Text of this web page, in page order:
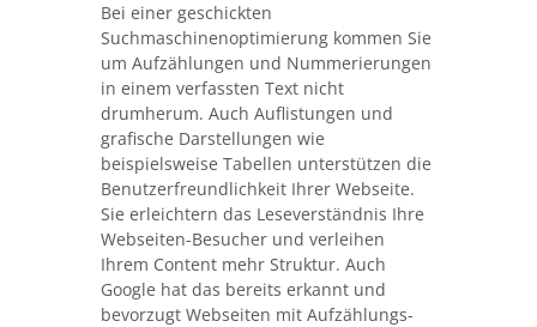
Bei einer geschickten
Suchmaschinenoptimierung kommen Sie
um Aufzählungen und Nummerierungen
in einem verfassten Text nicht
drumherum. Auch Auflistungen und
grafische Darstellungen wie
beispielsweise Tabellen unterstützen die
Benutzerfreundlichkeit Ihrer Webseite.
Sie erleichtern das Leseverständnis Ihre
Webseiten-Besucher und verleihen
Ihrem Content mehr Struktur. Auch
Google hat das bereits erkannt und
bevorzugt Webseiten mit Aufzählungs-